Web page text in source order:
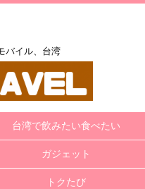
バイル、台湾
台湾で飲みたい食べたい
ガジェット
トクたび